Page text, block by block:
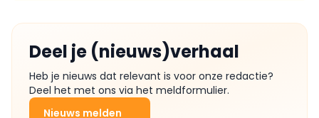
Deel je (nieuws)verhaal
Heb je nieuws dat relevant is voor onze redactie?
Deel het met ons via het meldformulier.
Nieuws melden